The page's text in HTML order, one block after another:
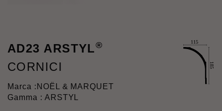
AD23 ARSTYL®
CORNICI
Marca : NOËL & MARQUET
Gamma : ARSTYL